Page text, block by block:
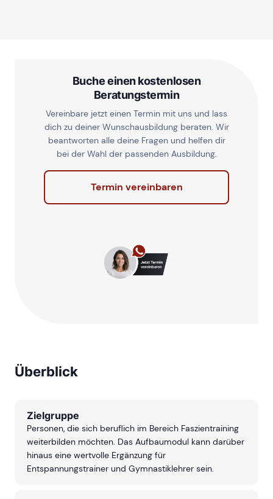
Buche einen kostenlosen
Beratungstermin
Vereinbare jetzt einen Termin mit uns und lass
dich zu deiner Wunschausbildung beraten. Wir
beantworten alle deine Fragen und helfen dir
bei der Wahl der passenden Ausbildung.
Termin vereinbaren
Überblick
Zielgruppe
Personen, die sich beruflich im Bereich Faszientraining
weiterbilden möchten. Das Aufbaumodul kann darüber
hinaus eine wertvolle Ergänzung für
Entspannungstrainer und Gymnastiklehrer sein.